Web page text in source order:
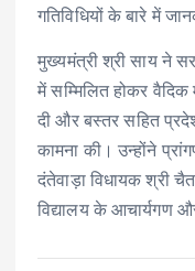
गतिविधियों के बारे में
मुख्यमंत्री श्री साय ने
में सम्मिलित होकर वैदिक
दी और बस्तर सहित
कामना की। उन्होंने
दंतेवाड़ा विधायक श्री
विद्यालय के आचार्यगण